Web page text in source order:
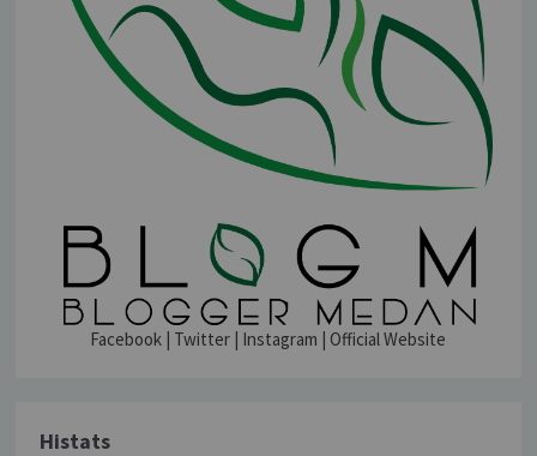
Facebook | Twitter | Instagram | Official Website
Histats